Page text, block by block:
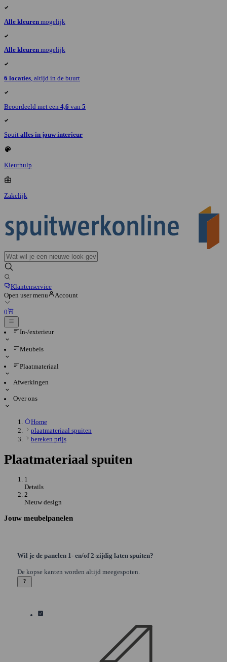
Alle kleuren mogelijk
Alle kleuren mogelijk
6 locaties, altijd in de buurt
Beoordeeld met een 4,6 van 5
Spuit alles in jouw interieur
Kleurhulp
Zakelijk
Klantenservice
Open user menu
Account
0
In-/exterieur
Meubels
Plaatmateriaal
Afwerkingen
Over ons
Home
plaatmateriaal spuiten
bereken prijs
Plaatmateriaal spuiten
1
Details
2
Nieuw design
Jouw meubelpanelen
Wil je de panelen 1- en/of 2-zijdig laten spuiten?
De kopse kanten worden altijd meegespoten.